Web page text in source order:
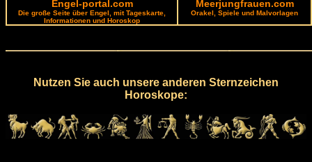
Engel-portal.com
Die große Seite über Engel, mit Tageskarte,
Informationen und Horoskop
Meerjungfrauen.com
Orakel, Spiele und Malvorlagen
Nutzen Sie auch unsere anderen Sternzeichen
Horoskope: